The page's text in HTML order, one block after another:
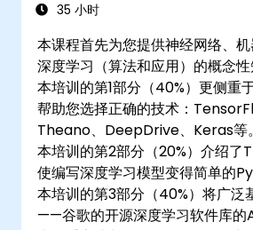
35 小时
本课程首先为您提供神经网络、
深度学习（算法和应用）的概念性
本培训的第1部分（40%）更侧重
帮助您选择正确的技术：
Theano、DeepDrive、Keras等。
本培训的第2部分（20%）介绍
使编写深度学习模型变得简单的
本培训的第3部分（40%）将广
——谷歌的开源深度学习软件库的